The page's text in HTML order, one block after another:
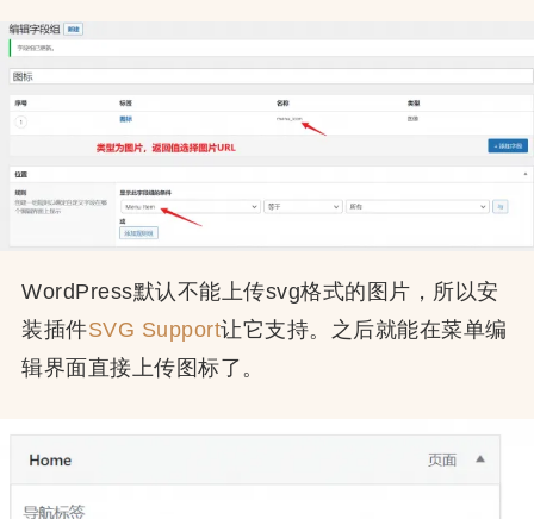
WordPress默认不能上传svg格式的图片，所以安
装插件SVG Support让它支持。之后就能在菜单编
辑界面直接上传图标了。